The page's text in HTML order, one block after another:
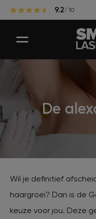
9.2/ 10
De
Wil je definitief
haargroei? Dan is de
keuze voor jou. Deze
Laser ontharen
Populaire zones
Huidproblemen